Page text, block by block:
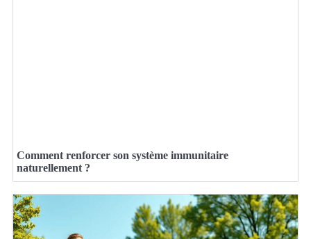
Comment renforcer son système immunitaire
naturellement ?